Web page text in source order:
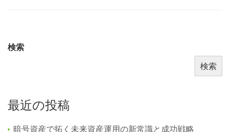
検索
検索
最近の投稿
暗号資産で拓く未来資産運用の新常識と成功戦略